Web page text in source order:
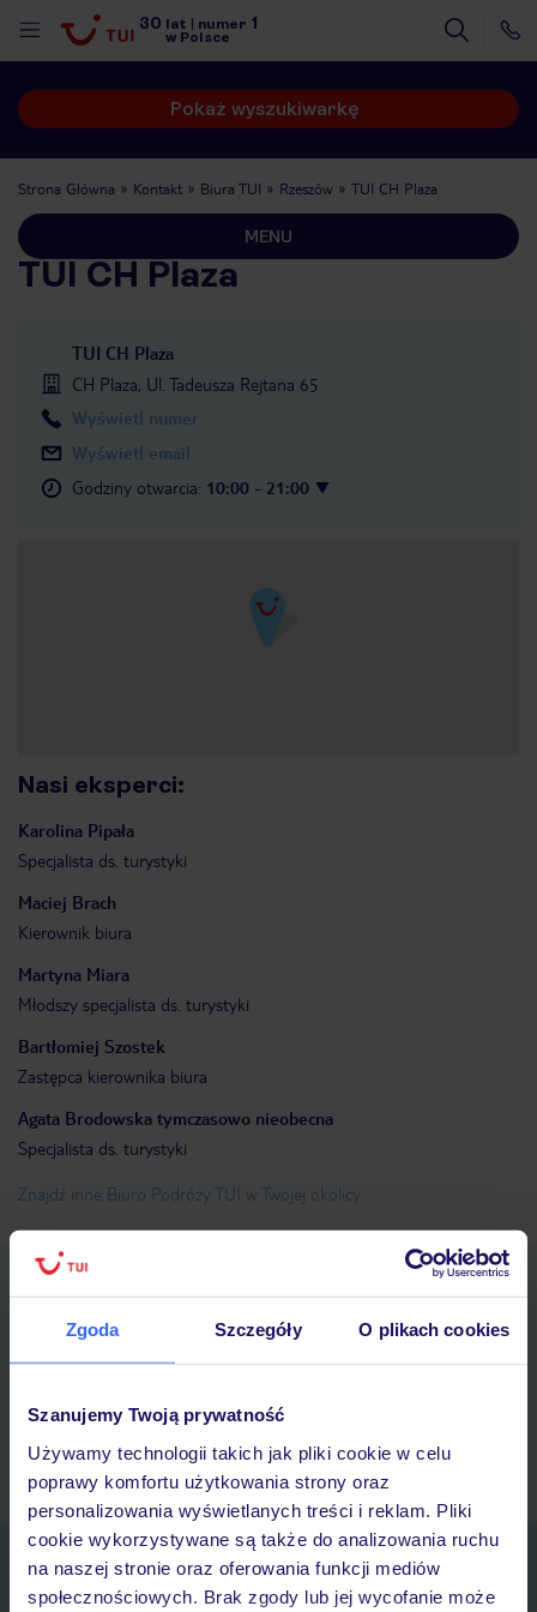
Zgoda Szczegóły O plikach cookies
Szanujemy Twoją prywatność
Używamy technologii takich jak pliki cookie w celu
poprawy komfortu użytkowania strony oraz
personalizowania wyświetlanych treści i reklam. Pliki
cookie wykorzystywane są także do analizowania ruchu
na naszej stronie oraz oferowania funkcji mediów
społecznościowych. Brak zgody lub jej wycofanie może
30 lat numer 1
w Polsce
Pokaż wyszukiwarkę
Strona Główna Kontakt Biura TUI Rzeszów TUI CH Plaza
MENU
TUI CH Plaza
TUI CH Plaza
CH Plaza, Ul. Tadeusza Rejtana 65
Wyświetl numer
Wyświetl email
Godziny otwarcia: 10:00 - 21:00
Nasi eksperci:
Karolina Pipała
Specjalista ds. turystyki
Maciej Brach
Kierownik biura
Martyna Miara
Młodszy specjalista ds. turystyki
Bartłomiej Szostek
Zastępca kierownika biura
Agata Brodowska tymczasowo nieobecna
Specjalista ds. turystyki
Znajdź inne Biuro Podróży TUI w Twojej okolicy
Lista ulubionych ofert i możliwość ich udostępniania
Kontakt z TUI i wszystkie informacje o Twojej rezerwacji w
myTUI
Zapisz się do newslettera
IMIĘ*